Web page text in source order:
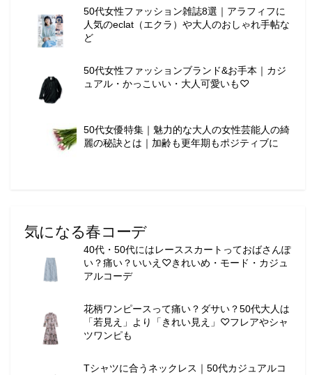
50代女性ファッション雑誌8選｜アラフィフに
人気のeclat（エクラ）や大人のおしゃれ手帖な
ど
50代女性ファッションブランド&お手本｜カジ
ュアル・かっこいい・大人可愛いも♡
50代女優特集｜魅力的な大人の女性芸能人の綺
麗の秘訣とは｜加齢も更年期もポジティブに
気になる春コーデ
40代・50代にはレーススカートっておばさんぽ
い？痛い？いいえ♡きれいめ・モード・カジュ
アルコーデ
花柄ワンピースって痛い？ダサい？50代大人は
「若見え」より「きれい見え」♡フレアやシャ
ツワンピも
Tシャツに合うネックレス｜50代カジュアルコ